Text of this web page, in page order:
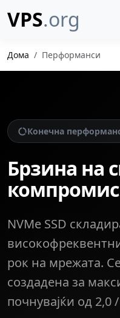
VPS.org
Дома Перформанси
Конечна
Брзина на
NVMe SSD
рок на мрежата.
создадена за
почнувајќи од 2,0